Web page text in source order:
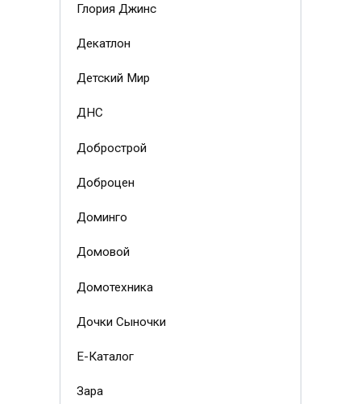
Глория Джинс
Декатлон
Детский Мир
ДНС
Добрострой
Доброцен
Доминго
Домовой
Домотехника
Дочки Сыночки
Е-Каталог
Зара